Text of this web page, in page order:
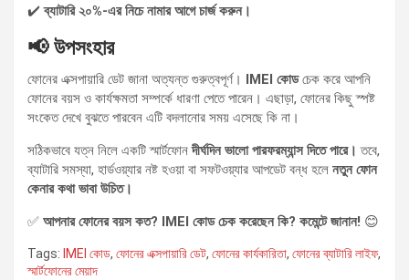
✔️ব্যাটারি ২০%-এর নিচে নামার আগে চার্জ করুন।
📢 উপসংহার
ফোনের এক্সপায়ারি ডেট জানা অত্যন্ত গুরুত্বপূর্ণ। IMEI কোডচেক করে আপনি
ফোনের বয়স ও কার্যক্ষমতা সম্পর্কে ধারণা পেতে পারেন। এছাড়া, ফোনের কিছু স্পষ্ট
সংকেত দেখে বুঝতে পারবেন এটি বদলানোর সময় এসেছে কি না।
সঠিকভাবে যত্ন নিলে একটি স্মার্টফোনদীর্ঘদিন ভালো পারফরম্যান্স দিতে পারে। তবে,
ব্যাটারি সমস্যা, হার্ডওয়্যার নষ্ট হওয়া বা সফটওয়্যার আপডেট বন্ধ হলে নতুন ফোন
কেনার কথা ভাবা উচিত।
✅ আপনার ফোনের বয়স কত? IMEI কোড চেক করেছেন কি? কমেন্টে জানান! 😊
Tags: IMEI কোড, ফোনের এক্সপায়ারি ডেট, ফোনের কার্যকারিতা, ফোনের ব্যাটারি লাইফ,
স্মার্টফোনের মেয়াদ